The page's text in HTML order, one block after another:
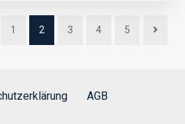
1 2 3 4 5
AGB